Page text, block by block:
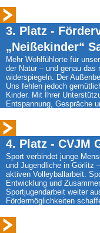
3. Platz -
„Neißekinder“
Mehr Wohlfühlorte für
der Natur – und genau
widerspiegeln. Der
Uns fehlen jedoch
Kinder. Mit Ihrer
Entspannung, Gespräche
4. Platz - CVJM
Sport verbindet junge
und Jugendliche in Görlitz
aktiven Volleyballarbeit.
Entwicklung und
Sportjugendarbeit weiter
Fördermöglichkeiten